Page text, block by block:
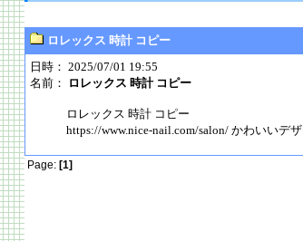
ロレックス 時計 コピー
日時： 2025/07/01 19:55
名前：
ロレックス 時計 コピー
ロレックス 時計 コピー
https://www.nice-nail.com/salon/ かわいいデ
Page: [1]